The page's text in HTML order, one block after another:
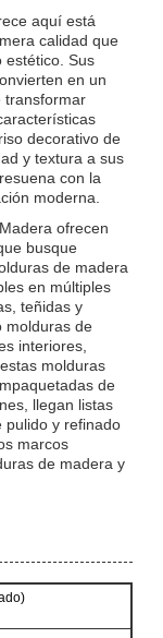
aquí está
calidad que
estético. Sus
en un
transformar
decorativo de
y textura a sus
con la
moderna.
ofrecen
busque
de madera
en múltiples
teñidas y
molduras de
interiores,
molduras
de
llegan listas
pulido y refinado
marcos
de madera y